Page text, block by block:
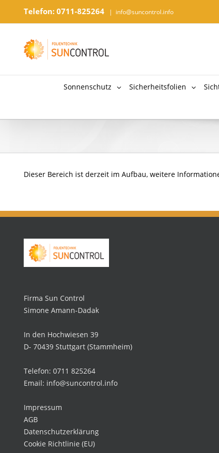
Telefon: 0711-825264 | info@suncontrol.info
Sonnenschutz Sicherheitsfolien
Dieser Bereich ist derzeit im Aufbau, weitere
Firma Sun Control
Simone Amann-Dadak
In den Hochwiesen 39
D- 70439 Stuttgart (Stammheim)
Telefon: 0711 825264
Email: info@suncontrol.info
Impressum
AGB
Datenschutzerklärung
Cookie Richtlinie (EU)